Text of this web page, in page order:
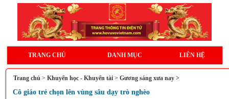
TRANG CHỦ DANH MỤC LIÊN HỆ
Trang chủ>Khuyến học - Khuyến tài >Gương sáng xưa nay >
Cô giáo trẻ chọn lên vùng sâu dạy trò nghèo